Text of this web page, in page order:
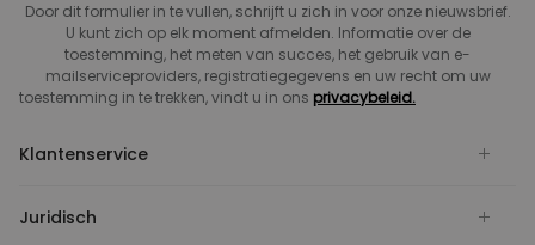
Door dit formulier in te vullen, schrijft u zich in voor onze nieuwsbrief.
U kunt zich op elk moment afmelden. Informatie over de
toestemming, het meten van succes, het gebruik van e-
mailserviceproviders, registratiegegevens en uw recht om uw
toestemming in te trekken, vindt u in ons privacybeleid.
Klantenservice
Juridisch